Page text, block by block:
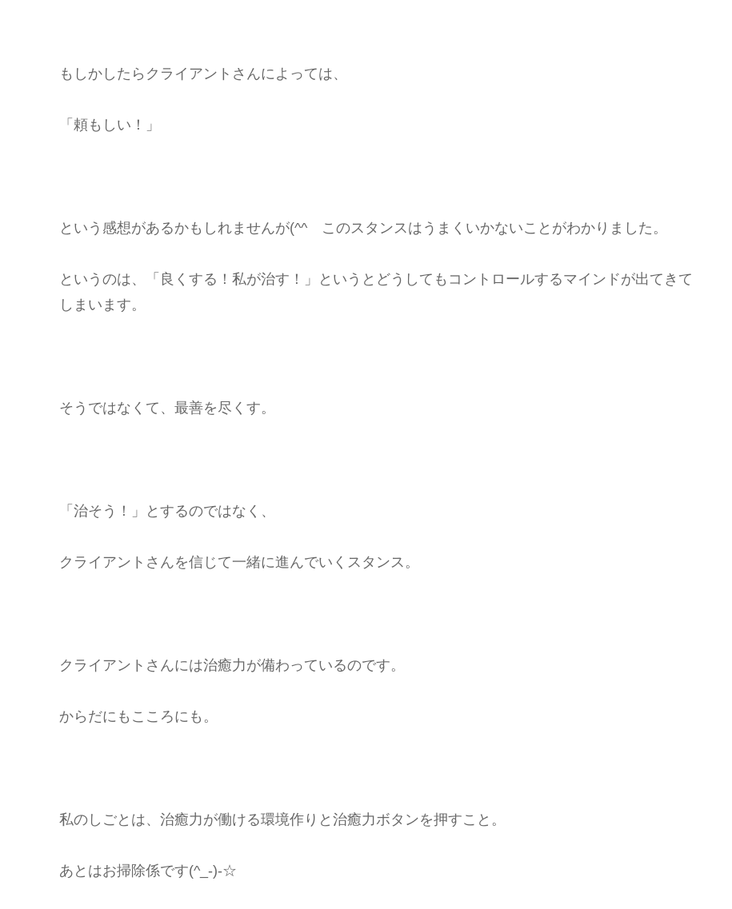
もしかしたらクライアントさんによっては、
「頼もしい！」
という感想があるかもしれませんが(^^ゞこのスタンスはうまくいかないことがわかりました。
というのは、「良くする！私が治す！」というとどうしてもコントロールするマインドが出てきて
しまいます。
そうではなくて、最善を尽くす。
「治そう！」とするのではなく、
クライアントさんを信じて一緒に進んでいくスタンス。
クライアントさんには治癒力が備わっているのです。
からだにもこころにも。
私のしごとは、治癒力が働ける環境作りと治癒力ボタンを押すこと。
あとはお掃除係です(^_-)-☆